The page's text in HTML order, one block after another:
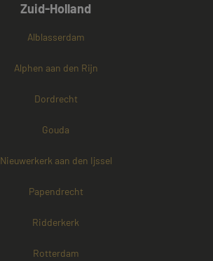
Zuid-Holland
Alblasserdam
Alphen aan den Rijn
Dordrecht
Gouda
Nieuwerkerk aan den Ijssel
Papendrecht
Ridderkerk
Rotterdam